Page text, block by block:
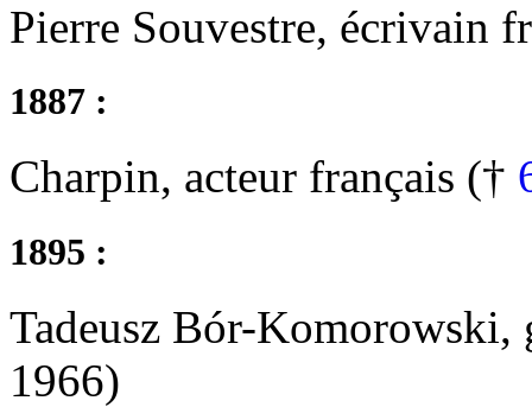
Pierre Souvestre, écrivain
1887 :
Charpin, acteur français (†
1895 :
Tadeusz Bór-
1966)